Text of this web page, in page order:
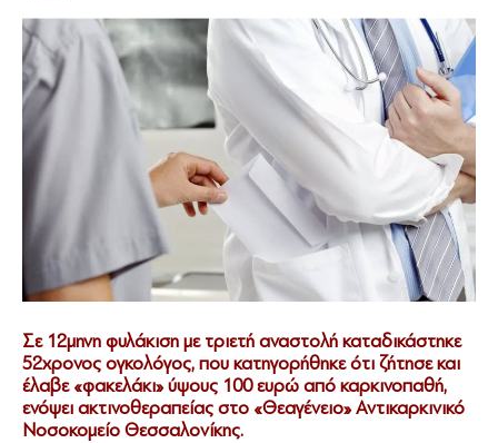
Σε 12μηνη φυλάκιση με τριετή αναστολή καταδικάστηκε
52χρονος ογκολόγος, που κατηγορήθηκε ότι ζήτησε και
έλαβε «φακελάκι» ύψους 100 ευρώ από καρκινοπαθή,
ενόψει ακτινοθεραπείας στο «Θεαγένειο» Αντικαρκινικό
Νοσοκομείο Θεσσαλονίκης.